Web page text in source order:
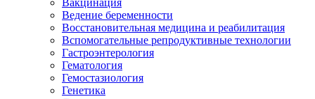
Ведение беременности
Восстановительная медицина и реабилитация
Вспомогательные репродуктивные технологии
Гастроэнтерология
Гематология
Гемостазиология
Генетика